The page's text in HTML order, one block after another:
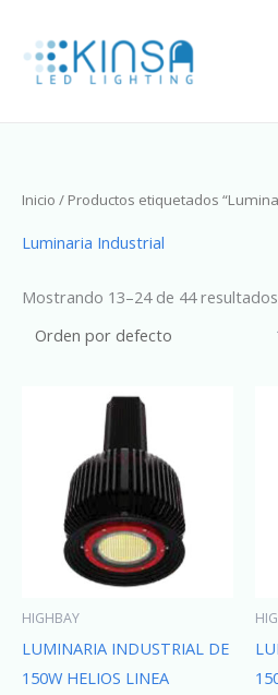
contenido
Inicio / Productos etiquetados
Luminaria Industrial
Mostrando 13–24 de 44 resultados
HIGHBAY
LUMINARIA INDUSTRIAL DE
150W HELIOS LINEA